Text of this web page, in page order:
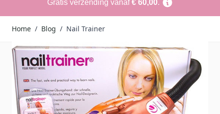
Gratis verzending vanaf€ 60,00.
Home / Blog / Nail Trainer